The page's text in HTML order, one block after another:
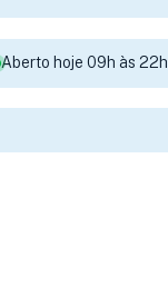
Aberto hoje 09h às 22h